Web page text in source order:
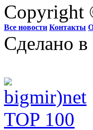
Copyright
Все новости Контакты
Сделано в